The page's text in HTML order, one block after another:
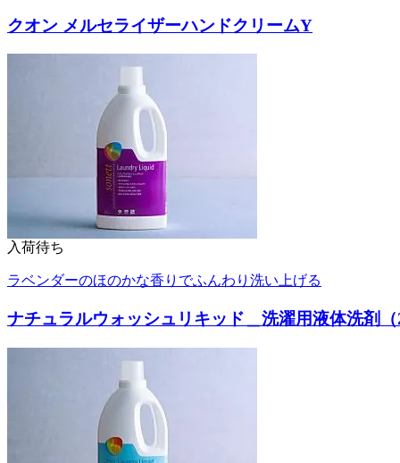
クオン メルセライザーハンドクリームY
入荷待ち
ラベンダーのほのかな香りでふんわり洗い上げる
ナチュラルウォッシュリキッド＿洗濯用液体洗剤（